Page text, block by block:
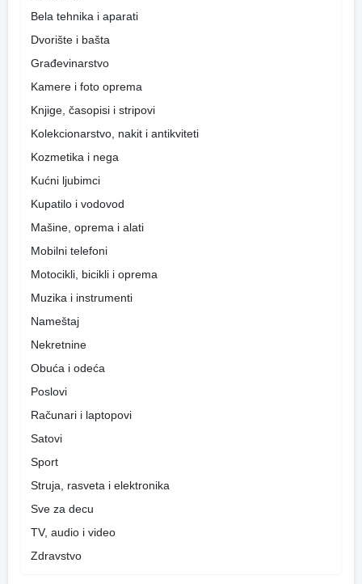
Bela tehnika i aparati
Dvorište i bašta
Građevinarstvo
Kamere i foto oprema
Knjige, časopisi i stripovi
Kolekcionarstvo, nakit i antikviteti
Kozmetika i nega
Kućni ljubimci
Kupatilo i vodovod
Mašine, oprema i alati
Mobilni telefoni
Motocikli, bicikli i oprema
Muzika i instrumenti
Nameštaj
Nekretnine
Obuća i odeća
Poslovi
Računari i laptopovi
Satovi
Sport
Struja, rasveta i elektronika
Sve za decu
TV, audio i video
Zdravstvo